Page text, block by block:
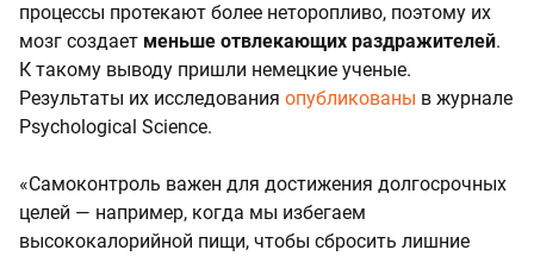
процессы протекают более неторопливо, поэтому их
мозг создает меньше отвлекающих раздражителей.
К такому выводу пришли немецкие ученые.
Результаты их исследования опубликованы в журнале
Psychological Science.
«Самоконтроль важен для достижения долгосрочных
целей — например, когда мы избегаем
высококалорийной пищи, чтобы сбросить лишние